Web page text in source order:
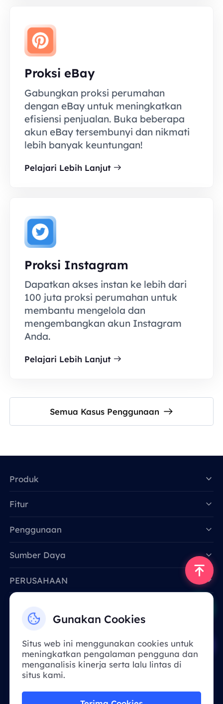
Proksi eBay
Gabungkan proksi perumahan
dengan eBay untuk meningkatkan
efisiensi penjualan. Buka beberapa
akun eBay tersembunyi dan nikmati
lebih banyak keuntungan!
Pelajari Lebih Lanjut
Proksi Instagram
Dapatkan akses instan ke lebih dari
100 juta proksi perumahan untuk
membantu mengelola dan
mengembangkan akun Instagram
Anda.
Pelajari Lebih Lanjut
Semua Kasus Penggunaan
Gunakan Cookies
Situs web ini menggunakan cookies untuk
meningkatkan pengalaman pengguna dan
menganalisis kinerja serta lalu lintas di
situs kami.
Produk
Fitur
Penggunaan
Sumber Daya
PERUSAHAAN
Email: support@smartproxy.org
Indonesia
Karena kebijakan, layanan ini tidak